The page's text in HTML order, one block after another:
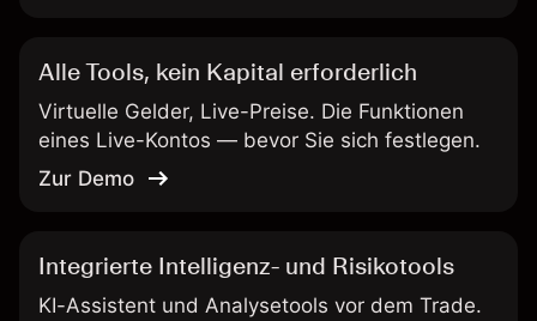
Alle Tools, kein Kapital erforderlich
Virtuelle Gelder, Live-Preise. Die Funktionen
eines Live-Kontos — bevor Sie sich festlegen.
Zur Demo
Integrierte Intelligenz- und Risikotools
KI-Assistent und Analysetools vor dem Trade.